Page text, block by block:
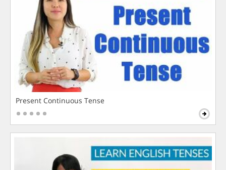
Present Continuous Tense